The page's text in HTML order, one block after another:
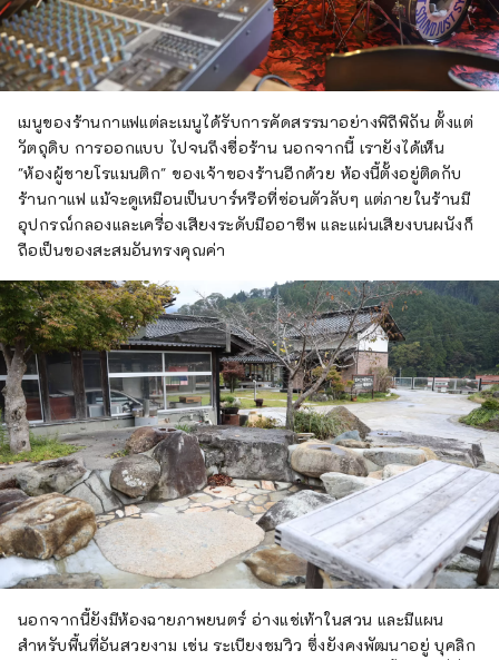
เมนูของร้านกาแฟแต่ละเมนูได้รับการคัดสรรมาอย่างพิถีพิถัน ตั้งแต่
วัตถุดิบ การออกแบบ ไปจนถึงชื่อร้าน นอกจากนี้ เรายังได้เห็น
"ห้องผู้ชายโรแมนติก" ของเจ้าของร้านอีกด้วย ห้องนี้ตั้งอยู่ติดกับ
ร้านกาแฟ แม้จะดูเหมือนเป็นบาร์หรือที่ซ่อนตัวลับๆ แต่ภายในร้านมี
อุปกรณ์กลองและเครื่องเสียงระดับมืออาชีพ และแผ่นเสียงบนผนังก็
ถือเป็นของสะสมอันทรงคุณค่า
นอกจากนี้ยังมีห้องฉายภาพยนตร์ อ่างแช่เท้าในสวน และมีแผน
สำหรับพื้นที่อันสวยงาม เช่น ระเบียงชมวิว ซึ่งยังคงพัฒนาอยู่ บุคลิก